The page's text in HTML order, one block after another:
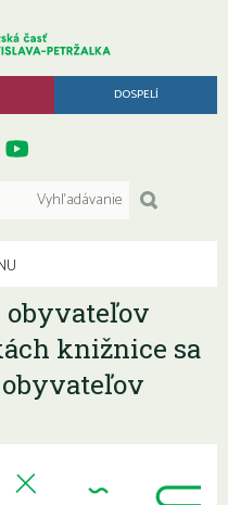
DOSPELÍ
obyvateľov
knižnice sa